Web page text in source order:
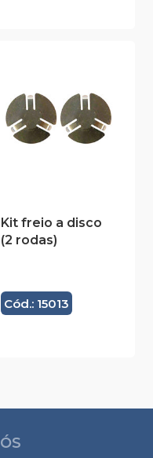
Kit freio a disco
(2 rodas)
Cód.: 15013